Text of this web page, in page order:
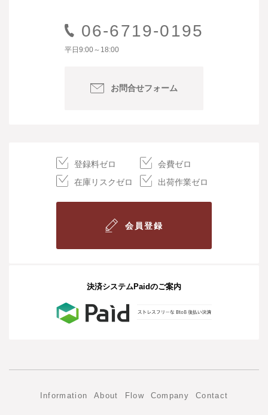
06-6719-0195
平日9:00～18:00
お問合せフォーム
登録料ゼロ
会費ゼロ
在庫リスクゼロ
出荷作業ゼロ
会員登録
決済システムPaidのご案内
Information About Flow Company Contact